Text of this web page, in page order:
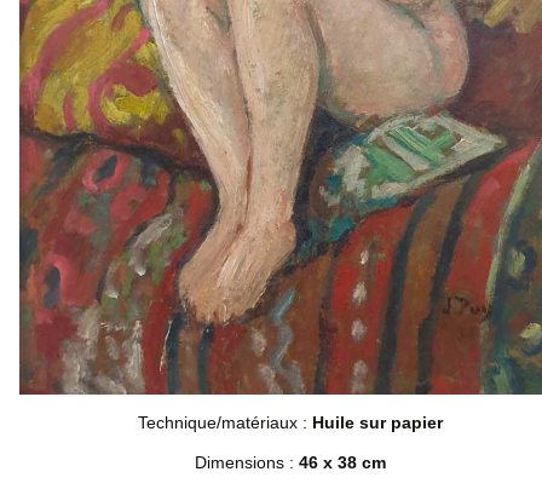
Technique/matériaux : Huile sur papier
Dimensions : 46 x 38 cm